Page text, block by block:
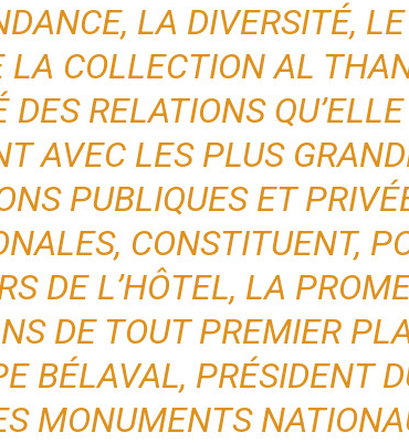
LA DIVERSITÉ, LE
LA COLLECTION AL
DES RELATIONS QU’ELLE
AVEC LES PLUS
PUBLIQUES ET
CONSTITUENT,
DE L’HÔTEL, LA
DE TOUT PREMIER
BÉLAVAL, PRÉSIDENT
MONUMENTS